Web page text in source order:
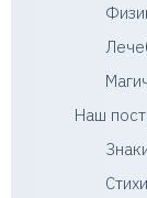
Наш